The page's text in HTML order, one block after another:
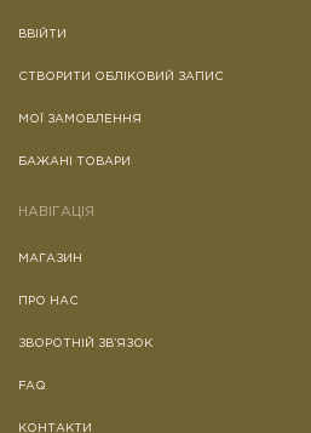
ВВІЙТИ
СТВОРИТИ ОБЛІКОВИЙ ЗАПИС
МОЇ ЗАМОВЛЕННЯ
БАЖАНІ ТОВАРИ
НАВІГАЦІЯ
МАГАЗИН
ПРО НАС
ЗВОРОТНІЙ ЗВ’ЯЗОК
FAQ
КОНТАКТИ